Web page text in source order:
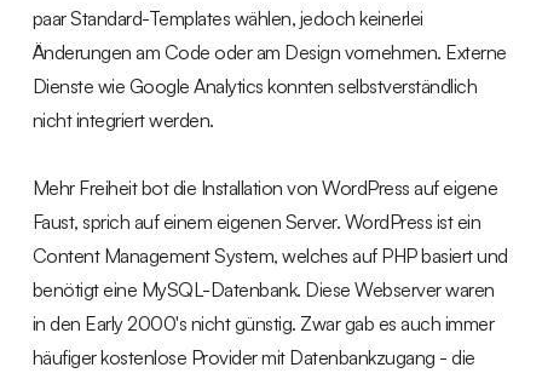
paar Standard-Templates wählen, jedoch keinerlei
Änderungen am Code oder am Design vornehmen. Externe
Dienste wie Google Analytics konnten selbstverständlich
nicht integriert werden.
Mehr Freiheit bot die Installation von WordPress auf eigene
Faust, sprich auf einem eigenen Server. WordPress ist ein
Content Management System, welches auf PHP basiert und
benötigt eine MySQL-Datenbank. Diese Webserver waren
in den Early 2000's nicht günstig. Zwar gab es auch immer
häufiger kostenlose Provider mit Datenbankzugang - die